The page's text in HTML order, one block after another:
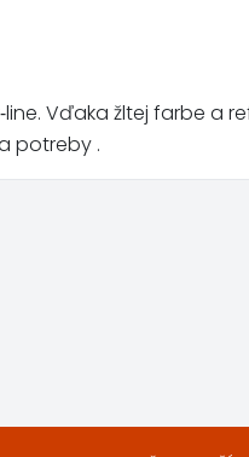
Vďaka žltej farbe a
potreby .